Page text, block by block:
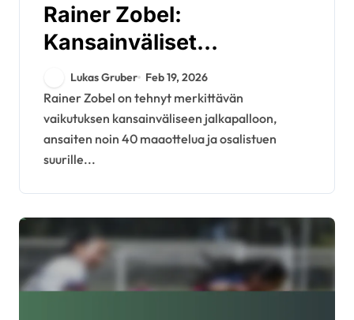
Rainer Zobel:
Kansainväliset
saavutukset, Caps,
Panostukset
Lukas Gruber Feb 19, 2026
Rainer Zobel on tehnyt merkittävän
vaikutuksen kansainväliseen jalkapalloon,
ansaiten noin 40 maaottelua ja osalistuen
suurille...